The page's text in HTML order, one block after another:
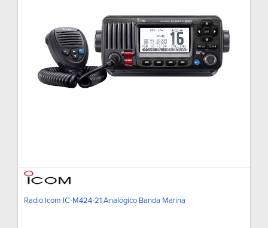
Radio Icom IC-M424-21 Analógico Banda Marina